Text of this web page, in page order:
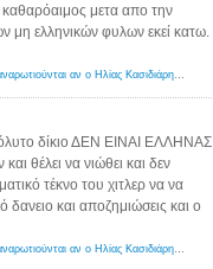
καθαρόαιμος μετα απο την
μη ελληνικών φυλων εκεί κατω.
Αμερικανοί ρατσιστές αναρωτιούνται αν ο Ηλίας Κασιδιάρης ανήκει στη λευκή φυλή... - Λόγιος Ερμής
δίκιο ΔΕΝ ΕΙΝΑΙ ΕΛΛΗΝΑΣ
θέλει να νιώθει και δεν
τέκνο του χιτλερ να να
δανειο και αποζημιώσεις και ο
Αμερικανοί ρατσιστές αναρωτιούνται αν ο Ηλίας Κασιδιάρης ανήκει στη λευκή φυλή... - Λόγιος Ερμής